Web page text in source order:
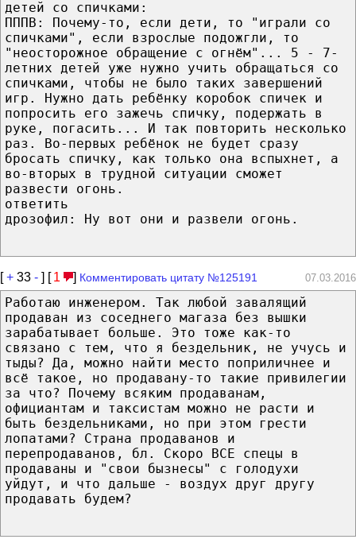
детей со спичками:
ПППВ: Почему-то, если дети, то "играли со
спичками", если взрослые подожгли, то
"неосторожное обращение с огнём"... 5 - 7-
летних детей уже нужно учить обращаться со
спичками, чтобы не было таких завершений
игр. Нужно дать ребёнку коробок спичек и
попросить его зажечь спичку, подержать в
руке, погасить... И так повторить несколько
раз. Во-первых ребёнок не будет сразу
бросать спичку, как только она вспыхнет, а
во-вторых в трудной ситуации сможет
развести огонь.
ответить
дрозофил: Ну вот они и развели огонь.
[+ 33 - ] [ 1 ] Комментировать цитату №125191 07.03.2016
Работаю инженером. Так любой завалящий
продаван из соседнего магаза без вышки
зарабатывает больше. Это тоже как-то
связано с тем, что я бездельник, не учусь и
тыды? Да, можно найти место поприличнее и
всё такое, но продавану-то такие привилегии
за что? Почему всяким продаванам,
официантам и таксистам можно не расти и
быть бездельниками, но при этом грести
лопатами? Страна продаванов и
перепродаванов, бл. Скоро ВСЕ спецы в
продаваны и "свои бызнесы" с голодухи
уйдут, и что дальше - воздух друг другу
продавать будем?